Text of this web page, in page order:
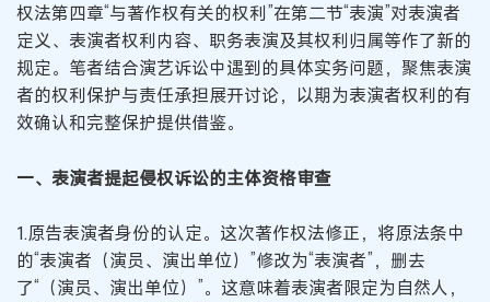
权法第四章“与著作权有关的权利”在第二节“表演”对表演者
定义、表演者权利内容、职务表演及其权利归属等作了新的
规定。笔者结合演艺诉讼中遇到的具体实务问题，聚焦表演
者的权利保护与责任承担展开讨论，以期为表演者权利的有
效确认和完整保护提供借鉴。
一、表演者提起侵权诉讼的主体资格审查
1.原告表演者身份的认定。这次著作权法修正，将原法条中
的“表演者（演员、演出单位）”修改为“表演者”，删去
了“（演员、演出单位）”。这意味着表演者限定为自然人，